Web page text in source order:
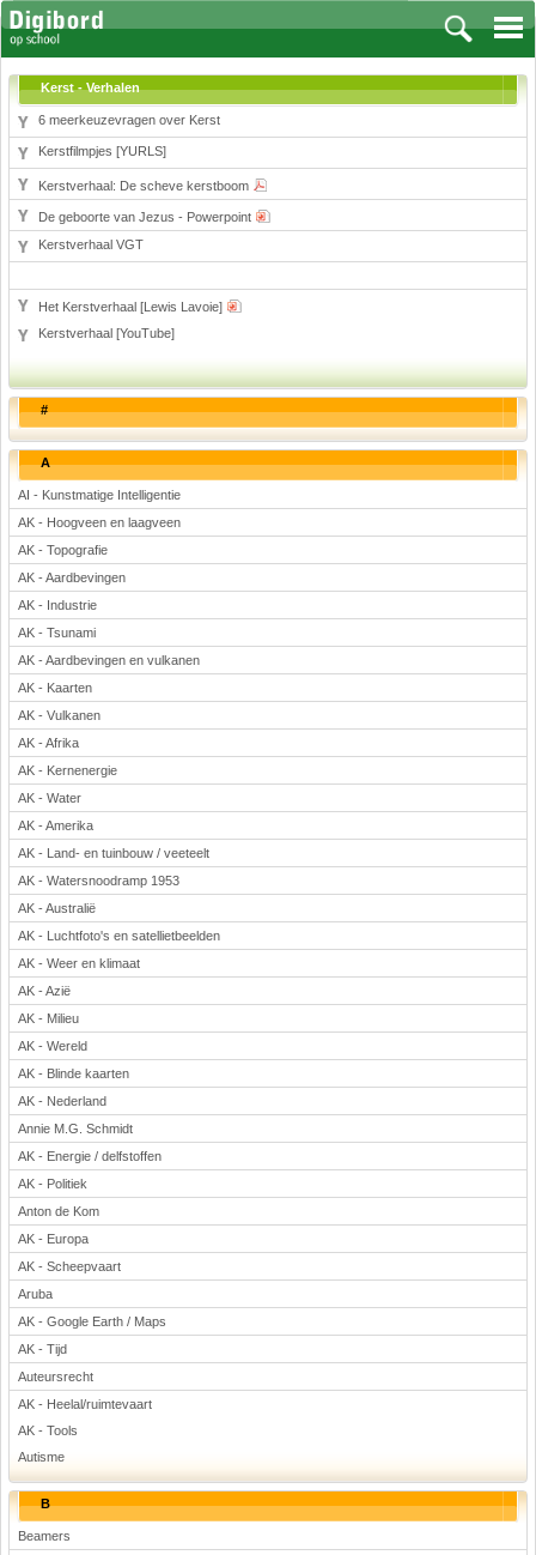
Vakken
Aardrijkskunde
Biologie
Frans, Duits, Chinees, Spaans
Geschiedenis
Kunst en Cultuur
Levensbeschouwing
Lichamelijke opvoeding
Natuurkunde
Nederlands
Rekenen
Scheikunde
Sport
Techniek
Verkeer
Wiskunde
Onderwerpen
Apps en tablets
Collecties digibord
Digiborden / touchscreens
Digibordtools
Downloads basisonderwijs
Herfst
Kerstmis
Kinder-/Jeugdboeken
Lente
Onderbouw PO
Pasen
Voetbal
(Advertenties)
Kerst - Verhalen
6 meerkeuzevragen over Kerst
Kerstfilmpjes [YURLS]
Kerstverhaal: De scheve kerstboom
De geboorte van Jezus - Powerpoint
Kerstverhaal VGT
Het Kerstverhaal [Lewis Lavoie]
Kerstverhaal [YouTube]
#
A
AI - Kunstmatige Intelligentie
AK - Hoogveen en laagveen
AK - Topografie
AK - Aardbevingen
AK - Industrie
AK - Tsunami
AK - Aardbevingen en vulkanen
AK - Kaarten
AK - Vulkanen
AK - Afrika
AK - Kernenergie
AK - Water
AK - Amerika
AK - Land- en tuinbouw / veeteelt
AK - Watersnoodramp 1953
AK - Australië
AK - Luchtfoto's en satellietbeelden
AK - Weer en klimaat
AK - Azië
AK - Milieu
AK - Wereld
AK - Blinde kaarten
AK - Nederland
Annie M.G. Schmidt
AK - Energie / delfstoffen
AK - Politiek
Anton de Kom
AK - Europa
AK - Scheepvaart
Aruba
AK - Google Earth / Maps
AK - Tijd
Auteursrecht
AK - Heelal/ruimtevaart
AK - Tools
Autisme
B
Beamers